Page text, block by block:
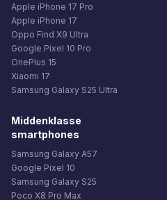
Apple iPhone 17 Pro
Apple iPhone 17
Oppo Find X9 Ultra
Google Pixel 10 Pro
OnePlus 15
Xiaomi 17
Samsung Galaxy S25 Ultra
Middenklasse
smartphones
Samsung Galaxy A57
Google Pixel 10
Samsung Galaxy S25
Poco X8 Pro Max